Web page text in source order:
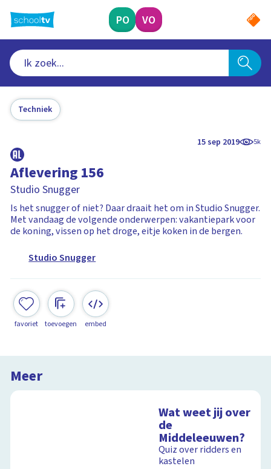
naar
hoofdinhoud
PO VO
Techniek
15 sep 2019 5k
Aflevering 156
Studio Snugger
Is het snugger of niet? Daar draait het om in Studio Snugger.
Met vandaag de volgende onderwerpen: vakantiepark voor
de koning, vissen op het droge, eitje koken in de bergen.
Studio Snugger
favoriet toevoegen embed
Meer
Wat weet jij over
de
Middeleeuwen?
Quiz over ridders en
kastelen